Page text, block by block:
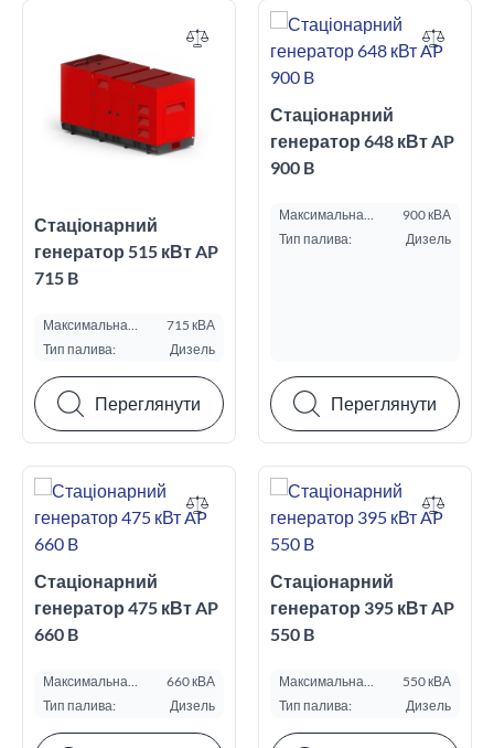
Стаціонарний
генератор 515 кВт AP
715 B
Максимальна
потужність ESP, кВА:
715 кВА
Тип палива:
Дизель
Переглянути
Стаціонарний
генератор 648 кВт AP
900 B
Максимальна
потужність ESP, кВА:
900 кВА
Тип палива:
Дизель
Переглянути
Стаціонарний
генератор 475 кВт AP
660 B
Максимальна
потужність ESP, кВА:
660 кВА
Тип палива:
Дизель
Стаціонарний
генератор 395 кВт AP
550 B
Максимальна
потужність ESP, кВА:
550 кВА
Тип палива:
Дизель